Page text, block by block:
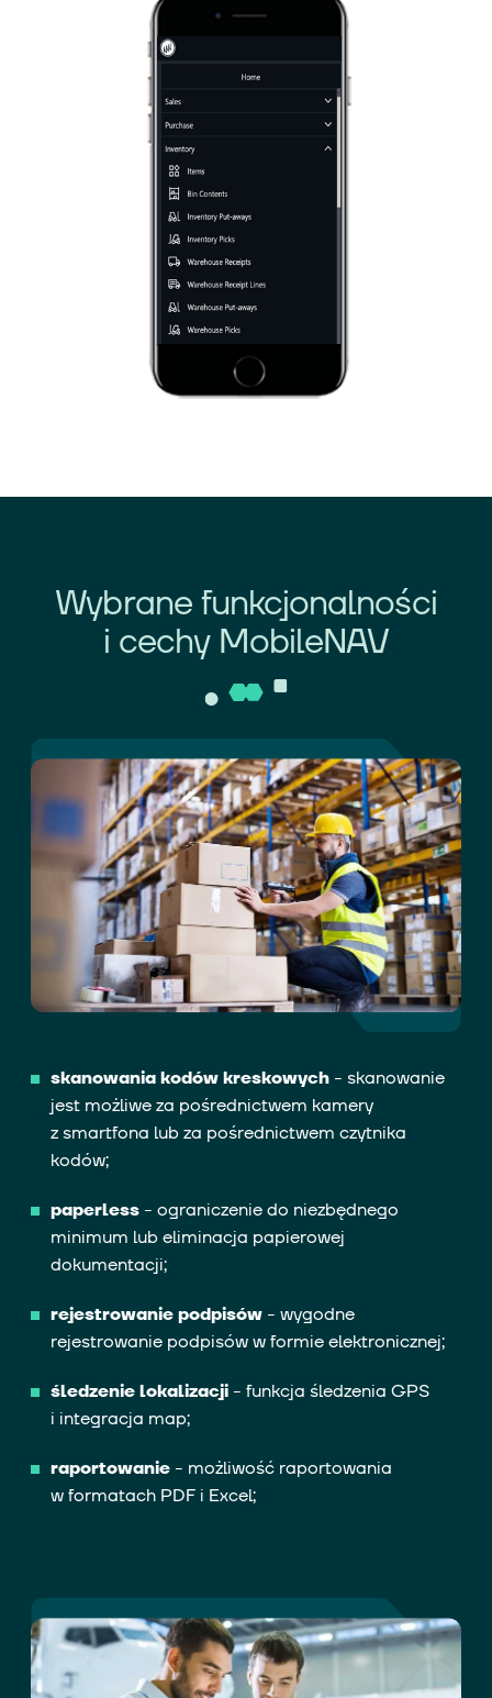
Wybrane funkcjonalności
i cechy MobileNAV
skanowania kodów kreskowych - skanowanie
jest możliwe za pośrednictwem kamery
z smartfona lub za pośrednictwem czytnika
kodów;
paperless - ograniczenie do niezbędnego
minimum lub eliminacja papierowej
dokumentacji;
rejestrowanie podpisów - wygodne
rejestrowanie podpisów w formie elektronicznej;
śledzenie lokalizacji - funkcja śledzenia GPS
i integracja map;
raportowanie - możliwość raportowania
w formatach PDF i Excel;